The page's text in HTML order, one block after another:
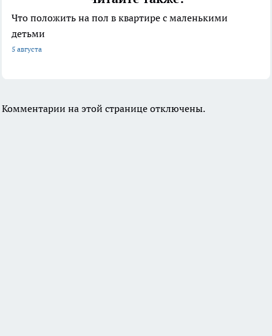
Что положить на пол в квартире с маленькими
детьми
5 августа
Комментарии на этой странице отключены.